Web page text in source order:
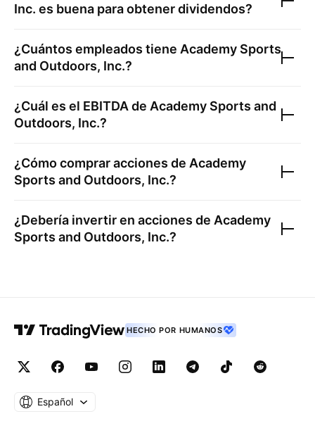
Inc. es buena para obtener dividendos?
¿Cuántos empleados tiene Academy Sports
and Outdoors, Inc.?
¿Cuál es el EBITDA de Academy Sports and
Outdoors, Inc.?
¿Cómo comprar acciones de Academy
Sports and Outdoors, Inc.?
¿Debería invertir en acciones de Academy
Sports and Outdoors, Inc.?
HECHO POR HUMANOS
Español